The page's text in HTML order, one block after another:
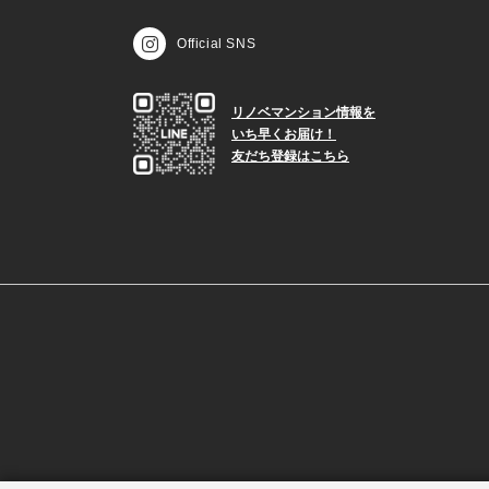
Official SNS
リノベマンション情報を
いち早くお届け！
友だち登録はこちら